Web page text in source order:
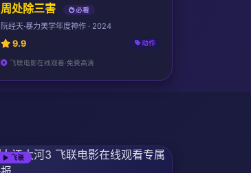
周处除三害 必看
阮经天·暴力美学年度神作 · 2024
9.9 动作
飞联电影在线观看·免费高清
飞联